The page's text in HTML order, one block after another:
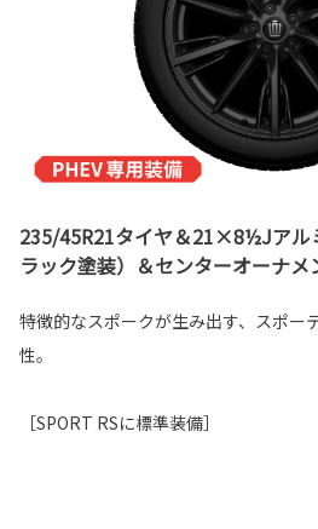
235/45R21タイヤ＆21×8½Jアル
ラック塗装）＆センターオーナメ
特徴的なスポークが生み出す、スポー
性。
［SPORT RSに標準装備］